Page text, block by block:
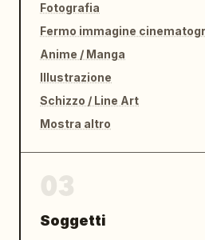
Fotografia
Anime / Manga
Illustrazione
Schizzo / Line Art
Mostra altro
Soggetti